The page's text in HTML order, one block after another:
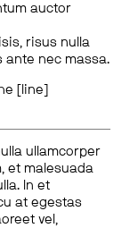
auctor
risus nulla
ante nec massa.
[line]
ullamcorper
et malesuada
In et
at egestas
vel,